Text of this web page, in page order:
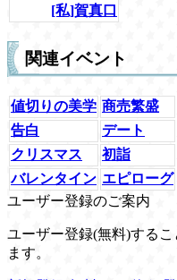
[私]賀真口
関連イベント
値切りの美学 商売繁盛
告白
デート
クリスマス
初詣
バレンタイン エピローグ
ユーザー登録のご案内
ユーザー登録(無料)する
ます。